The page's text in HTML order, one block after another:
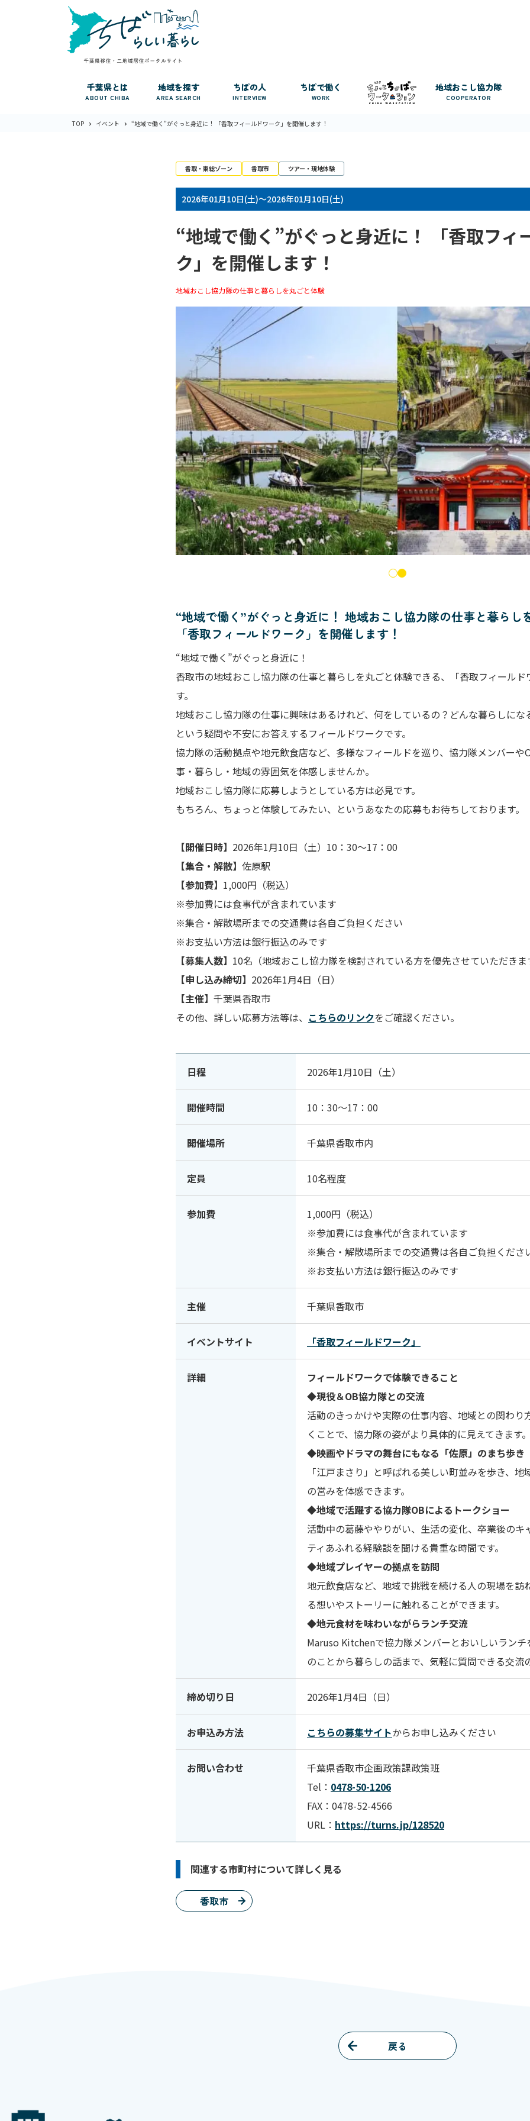
千葉県とは
ABOUT CHIBA
地域を探す
AREA SEARCH
ちばの人
INTERVIEW
ちばで働く
WORK
地域おこし協力隊
COOPERATOR
TOP イベント “地域で働く”がぐっと身近に！ 「香取フィールドワーク」を開催します！
香取・東総ゾーン 香取市 ツアー・現地体験
2026年01月10日(土)～2026年01月10日(土)
“地域で働く”がぐっと身近に！ 「香取フィ
ク」を開催します！
地域おこし協力隊の仕事と暮らしを丸ごと体験
“地域で働く”がぐっと身近に！ 地域おこし協力隊の仕事と暮らし
「香取フィールドワーク」を開催します！
“地域で働く”がぐっと身近に！
香取市の地域おこし協力隊の仕事と暮らしを丸ごと体験できる、「香取フィール
す。
地域おこし協力隊の仕事に興味はあるけれど、何をしているの？どんな暮らしにな
という疑問や不安にお答えするフィールドワークです。
協力隊の活動拠点や地元飲食店など、多様なフィールドを巡り、協力隊メンバーや
事・暮らし・地域の雰囲気を体感しませんか。
地域おこし協力隊に応募しようとしている方は必見です。
もちろん、ちょっと体験してみたい、というあなたの応募もお待ちしております。
【開催日時】 2026年1月10日（土）10：30〜17：00
【集合・解散】 佐原駅
【参加費】 1,000円（税込）
※参加費には食事代が含まれています
※集合・解散場所までの交通費は各自ご負担ください
※お支払い方法は銀行振込のみです
【募集人数】 10名（地域おこし協力隊を検討されている方を優先させていただきま
【申し込み締切】 2026年1月4日（日）
【主催】 千葉県香取市
その他、詳しい応募方法等は、 こちらのリンクをご確認ください。
日程 2026年1月10日（土）
開催時間 10：30〜17：00
開催場所 千葉県香取市内
定員 10名程度
参加費
1,000円（税込）
※参加費には食事代が含まれています
※集合・解散場所までの交通費は各自ご負担くださ
※お支払い方法は銀行振込のみです
主催 千葉県香取市
イベントサイト 「香取フィールドワーク」
詳細
フィールドワークで体験できること
◆現役＆OB協力隊との交流
活動のきっかけや実際の仕事内容、地域との関わり
くことで、協力隊の姿がより具体的に見えてきます
◆映画やドラマの舞台にもなる「佐原」のまち歩き
「江戸まさり」と呼ばれる美しい町並みを歩き、
の営みを体感できます。
◆地域で活躍する協力隊OBによるトークショー
活動中の葛藤ややりがい、生活の変化、卒業後のキ
ティあふれる経験談を聞ける貴重な時間です。
◆地域プレイヤーの拠点を訪問
地元飲食店など、地域で挑戦を続ける人の現場を訪
る想いやストーリーに触れることができます。
◆地元食材を味わいながらランチ交流
Maruso Kitchenで協力隊メンバーとおいしいランチ
のことから暮らしの話まで、気軽に質問できる交流
締め切り日 2026年1月4日（日）
お申込み方法 こちらの募集サイトからお申し込みください
お問い合わせ
千葉県香取市企画政策課政策班
Tel： 0478-50-1206
FAX：0478-52-4566
URL： https://turns.jp/128520
関連する市町村について詳しく見る
香取市
戻る